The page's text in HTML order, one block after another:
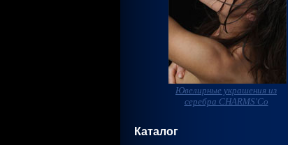
Ювелирные украшения из
серебра CHARMS'Co
Каталог